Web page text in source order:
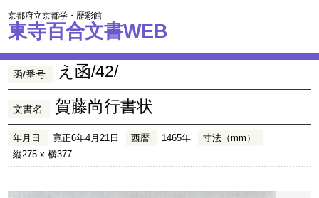
京都府立京都学・歴彩館
東寺百合文書WEB
函/番号 え函/42/
文書名 賀藤尚行書状
年月日 寛正6年4月21日 西暦 1465年
寸法（mm）
縦275 x 横377